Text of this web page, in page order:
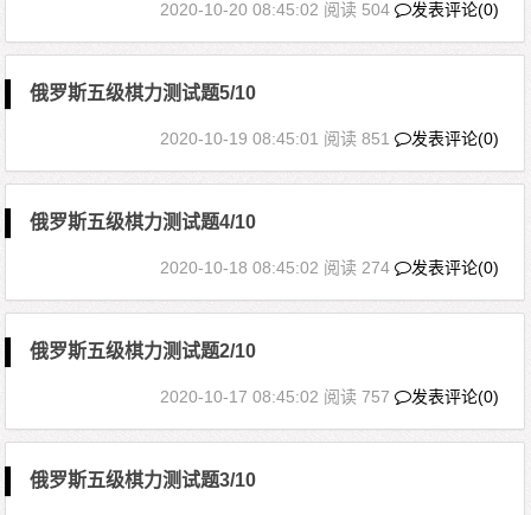
2020-10-20 08:45:02 阅读 504 发表评论(0)
俄罗斯五级棋力测试题5/10
2020-10-19 08:45:01 阅读 851 发表评论(0)
俄罗斯五级棋力测试题4/10
2020-10-18 08:45:02 阅读 274 发表评论(0)
俄罗斯五级棋力测试题2/10
2020-10-17 08:45:02 阅读 757 发表评论(0)
俄罗斯五级棋力测试题3/10